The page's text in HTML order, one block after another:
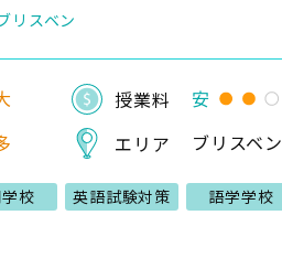
スベン
授業料 安
エリア ブリスベン
校 英語試験対策 語学学校